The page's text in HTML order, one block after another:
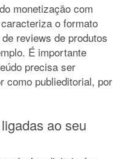
monetização com
o formato
reviews de produtos
É importante
precisa ser
como publieditorial, por
ao seu